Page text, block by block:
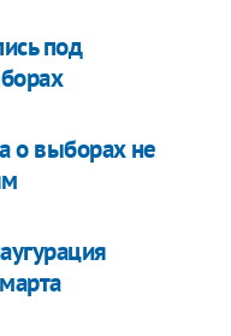
под
о выборах не